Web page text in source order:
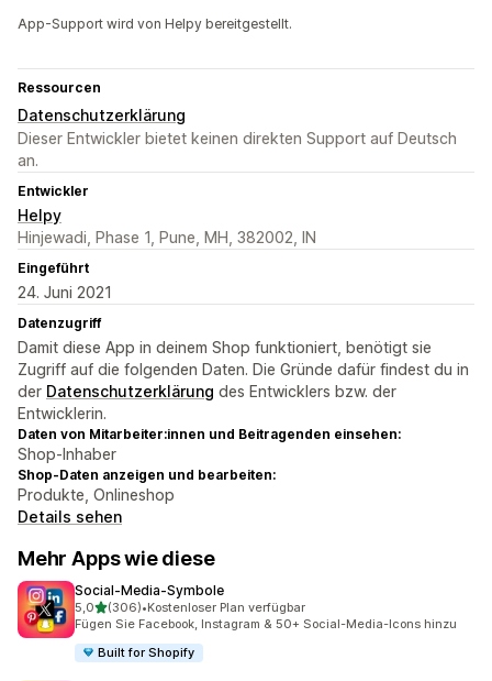
App-Support wird von Helpy bereitgestellt.
Ressourcen
Datenschutzerklärung
Dieser Entwickler bietet keinen direkten Support auf Deutsch
an.
Entwickler
Helpy
Hinjewadi, Phase 1, Pune, MH, 382002, IN
Eingeführt
24. Juni 2021
Datenzugriff
Damit diese App in deinem Shop funktioniert, benötigt sie
Zugriff auf die folgenden Daten. Die Gründe dafür findest du in
der Datenschutzerklärung des Entwicklers bzw. der
Entwicklerin.
Daten von Mitarbeiter:innen und Beitragenden einsehen:
Shop-Inhaber
Shop-Daten anzeigen und bearbeiten:
Produkte, Onlineshop
Details sehen
Mehr Apps wie diese
Social‑Media‑Symbole
5,0von 5 Sternen
(306)
306 Rezensionen insgesamt
•Kostenloser Plan verfügbar
Fügen Sie Facebook, Instagram & 50+ Social-Media-Icons hinzu
Built for Shopify